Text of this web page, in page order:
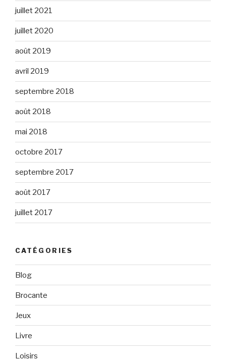
juillet 2021
juillet 2020
août 2019
avril 2019
septembre 2018
août 2018
mai 2018
octobre 2017
septembre 2017
août 2017
juillet 2017
CATÉGORIES
Blog
Brocante
Jeux
Livre
Loisirs